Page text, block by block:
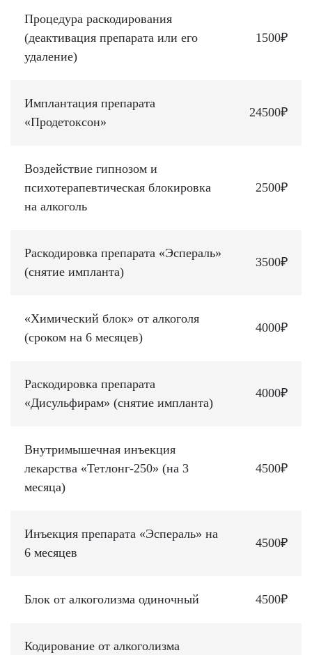
Процедура раскодирования
(деактивация препарата или его
удаление)
1500₽
Имплантация препарата
«Продетоксон»
24500₽
Воздействие гипнозом и
психотерапевтическая блокировка
на алкоголь
2500₽
Раскодировка препарата «Эспераль»
(снятие импланта)
3500₽
«Химический блок» от алкоголя
(сроком на 6 месяцев)
4000₽
Раскодировка препарата
«Дисульфирам» (снятие импланта)
4000₽
Внутримышечная инъекция
лекарства «Тетлонг-250» (на 3
месяца)
4500₽
Инъекция препарата «Эспераль» на
6 месяцев
4500₽
Блок от алкоголизма одиночный 4500₽
Кодирование от алкоголизма